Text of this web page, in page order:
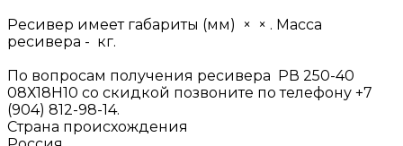
Ресивер имеет габариты (мм) × × . Масса
ресивера - кг.
По вопросам получения ресивера РВ 250-40
08Х18Н10 со скидкой позвоните по телефону +7
(904) 812-98-14.
Страна происхождения